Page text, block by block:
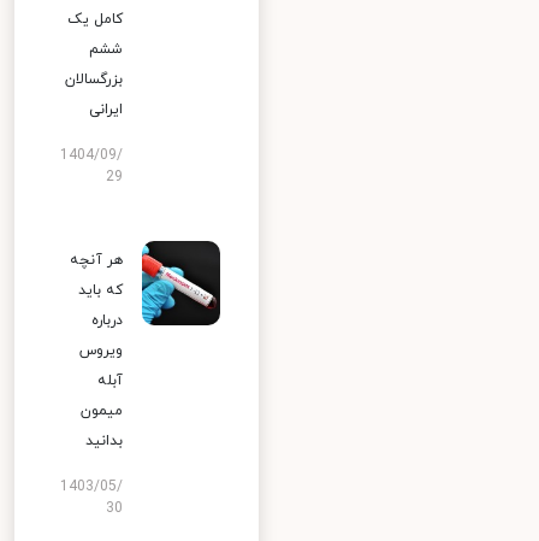
کامل یک
ششم
بزرگسالان
ایرانی
1404/09/
29
هر آنچه
که باید
درباره
ویروس
آبله
میمون
بدانید
1403/05/
30